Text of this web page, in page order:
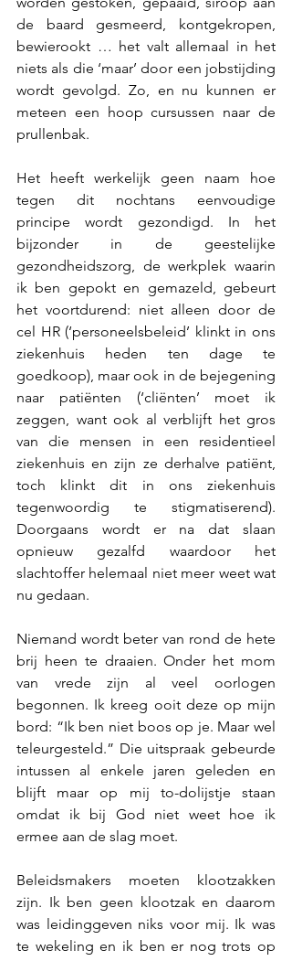
de baard gesmeerd, kontgekropen,
bewierookt … het valt allemaal in het
niets als die ‘maar’ door een jobstijding
wordt gevolgd. Zo, en nu kunnen er
meteen een hoop cursussen naar de
prullenbak.
Het heeft werkelijk geen naam hoe
tegen dit nochtans eenvoudige
principe wordt gezondigd. In het
bijzonder in de geestelijke
gezondheidszorg, de werkplek waarin
ik ben gepokt en gemazeld, gebeurt
het voortdurend: niet alleen door de
cel HR (‘personeelsbeleid’ klinkt in ons
ziekenhuis heden ten dage te
goedkoop), maar ook in de bejegening
naar patiënten (‘cliënten’ moet ik
zeggen, want ook al verblijft het gros
van die mensen in een residentieel
ziekenhuis en zijn ze derhalve patiënt,
toch klinkt dit in ons ziekenhuis
tegenwoordig te stigmatiserend).
Doorgaans wordt er na dat slaan
opnieuw gezalfd waardoor het
slachtoffer helemaal niet meer weet wat
nu gedaan.
Niemand wordt beter van rond de hete
brij heen te draaien. Onder het mom
van vrede zijn al veel oorlogen
begonnen. Ik kreeg ooit deze op mijn
bord: “Ik ben niet boos op je. Maar wel
teleurgesteld.” Die uitspraak gebeurde
intussen al enkele jaren geleden en
blijft maar op mij to-dolijstje staan
omdat ik bij God niet weet hoe ik
ermee aan de slag moet.
Beleidsmakers moeten klootzakken
zijn. Ik ben geen klootzak en daarom
was leidinggeven niks voor mij. Ik was
te wekeling en ik ben er nog trots op